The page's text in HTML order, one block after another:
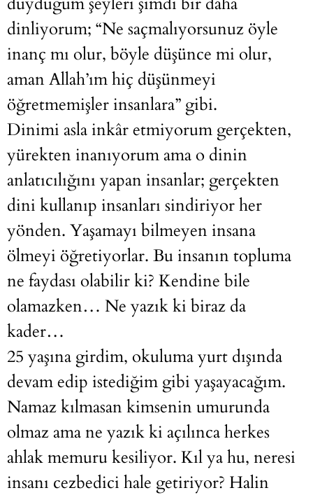
dinliyorum; “Ne saçmalıyorsunuz öyle
inanç mı olur, böyle düşünce mi olur,
aman Allah’ım hiç düşünmeyi
öğretmemişler insanlara” gibi.
Dinimi asla inkâr etmiyorum gerçekten,
yürekten inanıyorum ama o dinin
anlatıcılığını yapan insanlar; gerçekten
dini kullanıp insanları sindiriyor her
yönden. Yaşamayı bilmeyen insana
ölmeyi öğretiyorlar. Bu insanın topluma
ne faydası olabilir ki? Kendine bile
olamazken… Ne yazık ki biraz da
kader…
25 yaşına girdim, okuluma yurt dışında
devam edip istediğim gibi yaşayacağım.
Namaz kılmasan kimsenin umurunda
olmaz ama ne yazık ki açılınca herkes
ahlak memuru kesiliyor. Kıl ya hu, neresi
insanı cezbedici hale getiriyor? Halin